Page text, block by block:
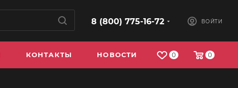
8 (800) 775-16-72 ВОЙТИ
0 0
КОНТАКТЫ НОВОСТИ